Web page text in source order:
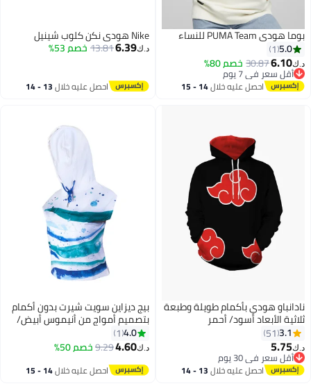
بوما هودي PUMA Team للنساء
5.0
1
د.ك‏6.10
30.87خصم 80%
أقل سعر في 7 يوم
أقل سعر في 7 يوماحصل عليه خلال 14 - 15
Nike هودي نكن كلوب شينيل
د.ك‏6.39
13.81خصم 53%
احصل عليه خلال 13 - 14
5
نادانباو هودي بأكمام طويلة وطبعة
ثلاثية الأبعاد أسود/ أحمر
3.1
51
د.ك‏5.75
أقل سعر في 30 يوم
أقل سعر في 30 يوماحصل عليه خلال 13 - 14
بيج ديزاين سويت شيرت بدون أكمام
بتصميم أمواج من أنيموس أبيض/
أزرق4.0
1
د.ك‏4.60
9.29خصم 50%
احصل عليه خلال 14 - 15